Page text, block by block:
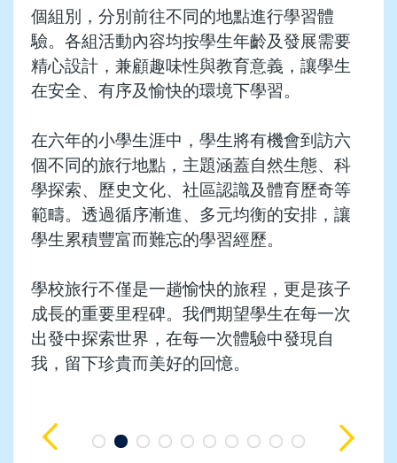
個組別，分別前往不同的地點進行學習體
驗。各組活動內容均按學生年齡及發展需要
精心設計，兼顧趣味性與教育意義，讓學生
在安全、有序及愉快的環境下學習。
在六年的小學生涯中，學生將有機會到訪六
個不同的旅行地點，主題涵蓋自然生態、科
學探索、歷史文化、社區認識及體育歷奇等
範疇。透過循序漸進、多元均衡的安排，讓
學生累積豐富而難忘的學習經歷。
學校旅行不僅是一趟愉快的旅程，更是孩子
成長的重要里程碑。我們期望學生在每一次
出發中探索世界，在每一次體驗中發現自
我，留下珍貴而美好的回憶。